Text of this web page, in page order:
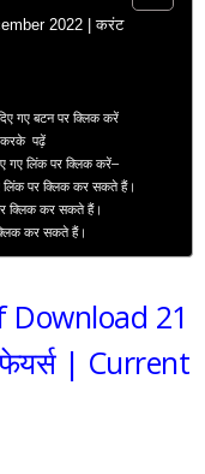
2022 | करंट
गए बटन पर क्लिक करें
करके पढ़ें
गए लिंक पर क्लिक करें–
लिंक पर क्लिक कर सकते हैं।
क्लिक कर सकते हैं।
क्लिक कर सकते हैं।
21
| Current